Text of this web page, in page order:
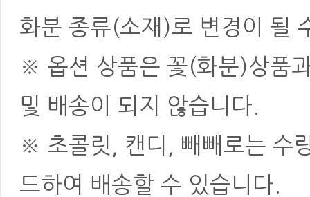
화분 종류(소재)로 변경이 될
※ 옵션 상품은 꽃(화분)상품
및 배송이 되지 않습니다.
※ 초콜릿, 캔디, 빼빼로는 수
드하여 배송할 수 있습니다.